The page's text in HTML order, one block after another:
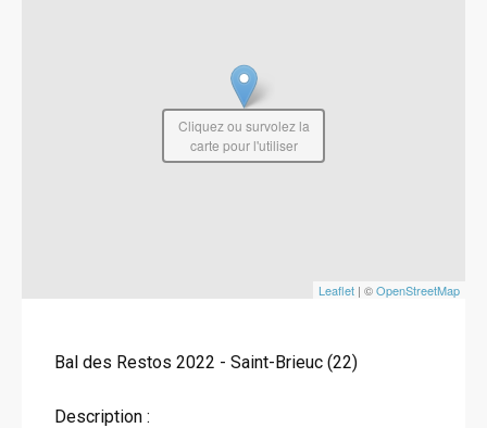
Leaflet | ©OpenStreetMap
Cliquez ou survolez la
carte pour l'utiliser
Bal des Restos 2022 - Saint-Brieuc (22)
Description :